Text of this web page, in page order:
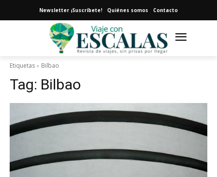
Newsletter ¡Suscríbete! Quiénes somos Contacto
Etiquetas Bilbao
Tag: Bilbao